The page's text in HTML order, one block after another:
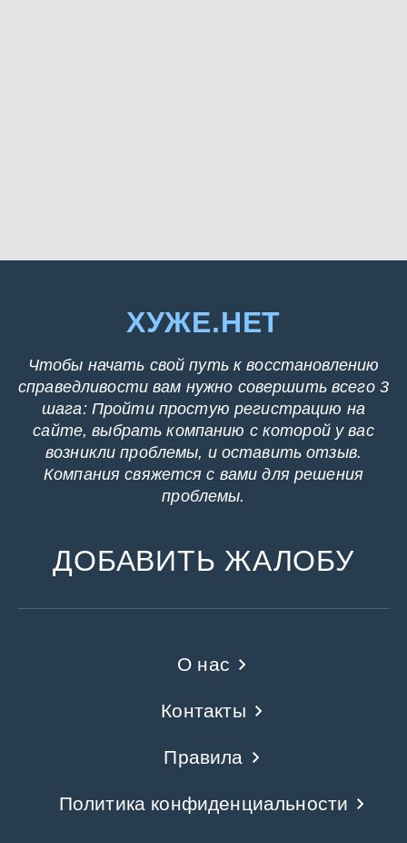
ХУЖЕ.НЕТ
Чтобы начать свой путь к восстановлению
справедливости вам нужно совершить всего 3
шага: Пройти простую регистрацию на
сайте, выбрать компанию с которой у вас
возникли проблемы, и оставить отзыв.
Компания свяжется с вами для решения
проблемы.
ДОБАВИТЬ ЖАЛОБУ
О нас
Контакты
Правила
Политика конфиденциальности